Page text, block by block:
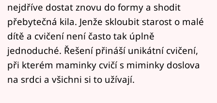
Přihlášení
Sledujte nás
nejdříve dostat znovu do formy a shodit
přebytečná kila. Jenže skloubit starost o malé
dítě a cvičení není často tak úplně
jednoduché. Řešení přináší unikátní cvičení,
při kterém maminky cvičí s miminky doslova
na srdci a všichni si to užívají.